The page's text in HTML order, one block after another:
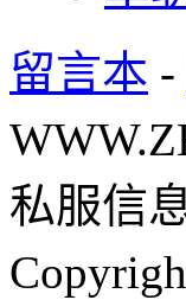
留言本 -
私服信